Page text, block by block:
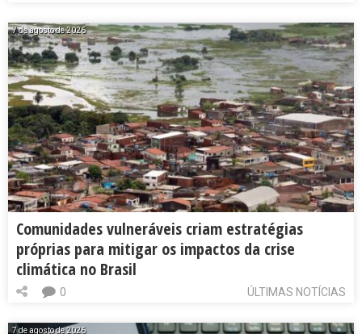
7 de agosto de 2026
Comunidades vulneráveis criam estratégias
próprias para mitigar os impactos da crise
climática no Brasil
ÚLTIMAS NOTÍCIAS
0
7 de agosto de 2026